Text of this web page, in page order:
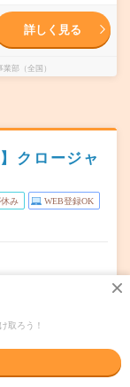
詳しく見る
部（全国）
クロージャ
み WEB登録OK
取ろう！